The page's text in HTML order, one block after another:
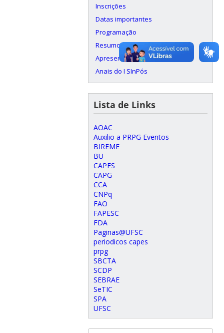
Inscrições
Datas importantes
Programação
Resumos
Apresentações
Anais do I SInPós
Lista de Links
AOAC
Auxilio a PRPG Eventos
BIREME
BU
CAPES
CAPG
CCA
CNPq
FAO
FAPESC
FDA
Paginas@UFSC
periodicos capes
prpg
SBCTA
SCDP
SEBRAE
SeTIC
SPA
UFSC